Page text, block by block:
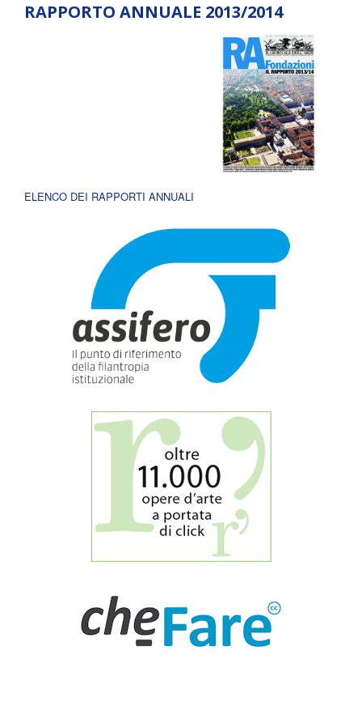
RAPPORTO ANNUALE 2013/2014
ELENCO DEI RAPPORTI ANNUALI